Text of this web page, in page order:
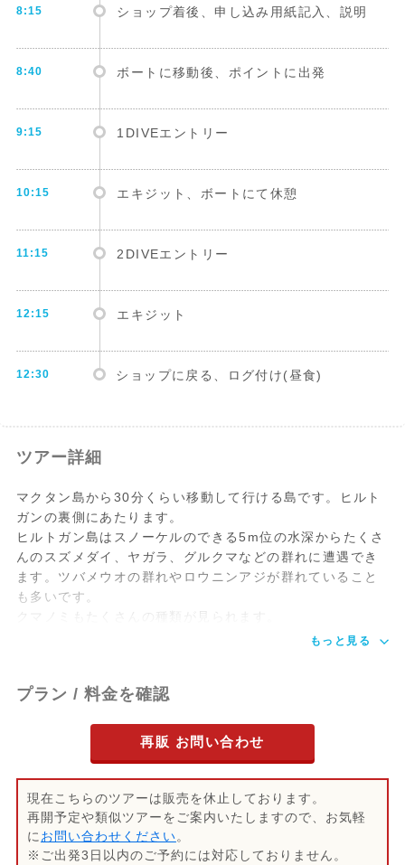
8:15 ショップ着後、申し込み用紙記入、説明
8:40 ボートに移動後、ポイントに出発
9:15 1DIVEエントリー
10:15 エキジット、ボートにて休憩
11:15 2DIVEエントリー
12:15 エキジット
12:30 ショップに戻る、ログ付け(昼食)
12:30
12:45 ショップ着後、申し込み用紙記入、説明
13:10 ボートに移動後、ポイントに出発
14:45 エキジット、ボートにて休憩
2DIVEエントリー
16:45 エキジット
ツアー詳細
マクタン島から30分くらい移動して行ける島です。ヒルト
ガンの裏側にあたります。
ヒルトガン島はスノーケルのできる5m位の水深からたくさ
んのスズメダイ、ヤガラ、グルクマなどの群れに遭遇でき
ます。ツバメウオの群れやロウニンアジが群れていること
も多いです。
クマノミもたくさんの種類が見られます。
もっと見る
プラン / 料金を確認
再販 お問い合わせ
現在こちらのツアーは販売を休止しております。
再開予定や類似ツアーをご案内いたしますので、お気軽
にお問い合わせください。
※ご出発3日以内のご予約には対応しておりません。